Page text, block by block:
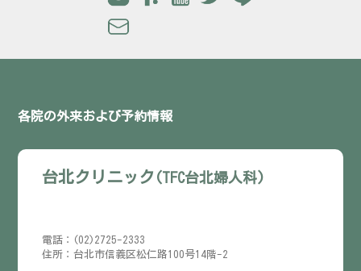
各院の外来および予約情報
台北クリニック (TFC台北婦人科)
電話：(02)2725-2333
住所：台北市信義区松仁路100号14階-2